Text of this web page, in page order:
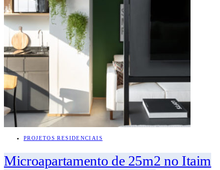
PROJETOS RESIDENCIAIS
Microapartamento de 25m2 no Itaim